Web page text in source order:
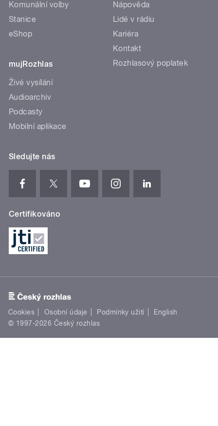
Komunální volby
Stanice
eShop
mujRozhlas
Živé vysílání
Audioarchiv
Podcasty
Mobilní aplikace
Nápověda
Lidé v rádiu
Kariéra
Kontakt
Rozhlasový poplatek
Sledujte nás
Certifikováno
Cookies Osobní údaje Podmínky užití
English
© 1997-2026 Český rozhlas